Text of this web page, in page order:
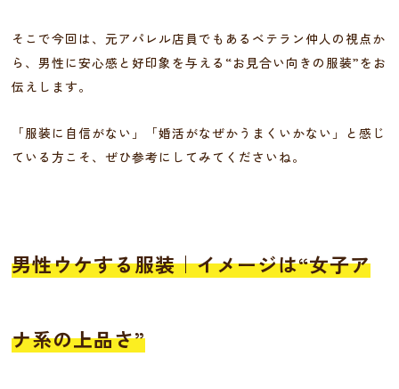
そこで今回は、元アパレル店員でもあるベテラン仲人の視点か
ら、男性に安心感と好印象を与える“お見合い向きの服装”をお
伝えします。
「服装に自信がない」「婚活がなぜかうまくいかない」と感じ
ている方こそ、ぜひ参考にしてみてくださいね。
男性ウケする服装｜イメージは“女子ア
ナ系の上品さ”